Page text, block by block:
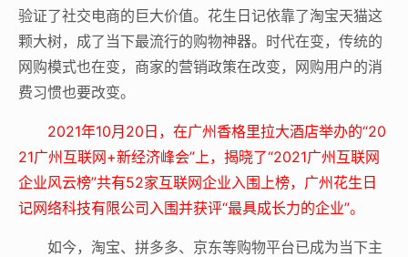
验证了社交电商的巨大价值。花生日记依靠了淘宝天猫这
颗大树，成了当下最流行的购物神器。时代在变，传统的
网购模式也在变，商家的营销政策在改变，网购用户的消
费习惯也要改变。
2021年10月20日，在广州香格里拉大酒店举办的“20
21广州互联网+新经济峰会”上，揭晓了“2021广州互联网
企业风云榜”共有52家互联网企业入围上榜，广州花生日
记网络科技有限公司入围并获评“最具成长力的企业”。
如今，淘宝、拼多多、京东等购物平台已成为当下主